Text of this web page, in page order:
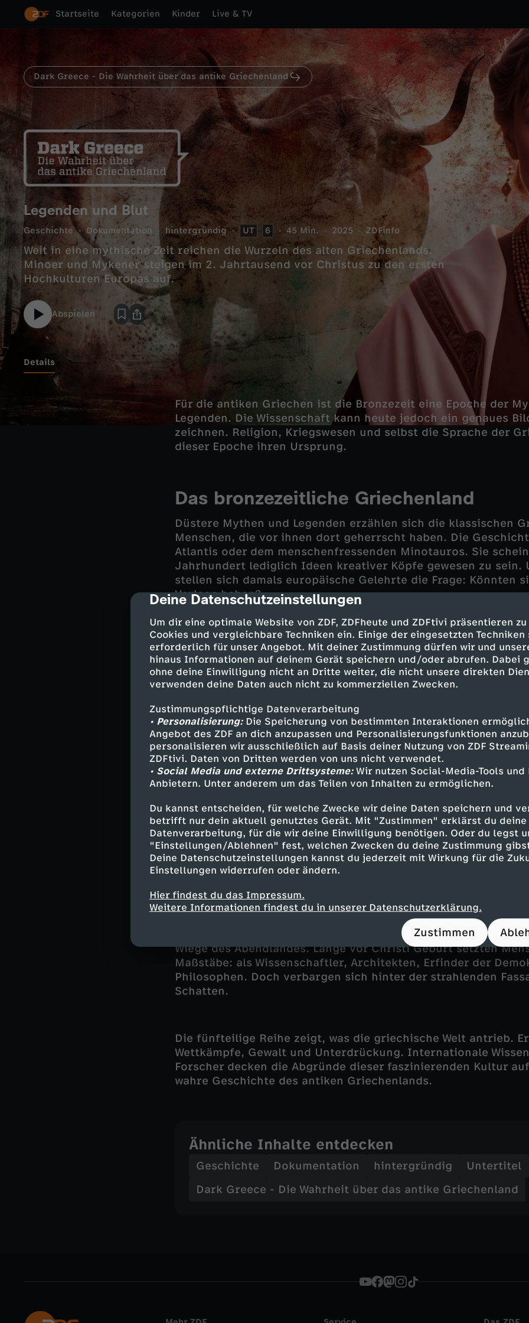
cmp-dialog-description
Deine Datenschutzeinstellungen
Um dir eine optimale Website von ZDF, ZDFheute und ZDFtivi präsentieren
Cookies und vergleichbare Techniken ein. Einige der eingesetzten
erforderlich für unser Angebot. Mit deiner Zustimmung dürfen wir und
hinaus Informationen auf deinem Gerät speichern und/oder abrufen. Dabei
ohne deine Einwilligung nicht an Dritte weiter, die nicht unsere direkten
verwenden deine Daten auch nicht zu kommerziellen Zwecken.
Zustimmungspflichtige Datenverarbeitung
• Personalisierung:Die Speicherung von bestimmten Interaktionen
Angebot des ZDF an dich anzupassen und Personalisierungsfunktionen
personalisieren wir ausschließlich auf Basis deiner Nutzung von ZDF
ZDFtivi. Daten von Dritten werden von uns nicht verwendet.
• Social Media und externe Drittsysteme:Wir nutzen Social-Media-Tools und
Anbietern. Unter anderem um das Teilen von Inhalten zu ermöglichen.
Du kannst entscheiden, für welche Zwecke wir deine Daten speichern und
betrifft nur dein aktuell genutztes Gerät. Mit "Zustimmen" erklärst du deine
Datenverarbeitung, für die wir deine Einwilligung benötigen. Oder du legst
"Einstellungen/Ablehnen" fest, welchen Zwecken du deine Zustimmung
Deine Datenschutzeinstellungen kannst du jederzeit mit Wirkung für die
Einstellungen widerrufen oder ändern.
Hier findest du das Impressum.
Weitere Informationen findest du in unserer Datenschutzerklärung.
Zustimmen
Startseite Kategorien Kinder Live & TV
Dark Greece - Die Wahrheit über das antike Griechenland
Legenden und Blut
Geschichte Dokumentation hintergründig UT 6 45 Min. 2025 ZDFinfo
Weit in eine mythische Zeit reichen die Wurzeln des alten Griechenlands.
Minoer und Mykener steigen im 2. Jahrtausend vor Christus zu den ersten
Abspielen
Details
Für die antiken Griechen ist die Bronzezeit eine Epoche der
Legenden. Die Wissenschaft kann heute jedoch ein genaues
zeichnen. Religion, Kriegswesen und selbst die Sprache der
dieser Epoche ihren Ursprung.
Das bronzezeitliche Griechenland
Düstere Mythen und Legenden erzählen sich die klassischen
Menschen, die vor ihnen dort geherrscht haben. Die
Atlantis oder dem menschenfressenden Minotauros. Sie
Jahrhundert lediglich Ideen kreativer Köpfe gewesen zu sein.
stellen sich damals europäische Gelehrte die Frage: Könnten
Vorlage haben?
Ausgrabungen des Briten Sir Arthur Evans auf Kreta und des
Heinrich Schliemann auf dem griechischen Festland treiben
des bronzezeitlichen Griechenlands voran. Seither zeigen
und moderne DNA-Analysen: Minoer und Mykener haben die
antike Griechenland gelegt. Seehandel, Religion, Söldnertum,
erstaunliche Parallelen zu den alten Legenden ziehen. Die
offenbaren aber auch eine noch viel dunklere Seite: In der
Menschenopfer praktiziert.
Die Mykener - nicht nur Opfer, sondern
Täter?
Lange nahm man an, die sogenannte"Krise der Bronzezeit"
Christus habe die mykenische Kultur zerstört. Doch vielleicht
Mykener nicht nur Opfer, sondern auch Täter? Der Film geht
zeigen, dass es wohl Mykener waren, die als Teil der
des östlichen Mittelmeeres heimsuchten.
Griechenland taumelte damals in die dunklen Jahrhunderte.
bis die Region zu neuer Stärke fand. Das antike
Wiege des Abendlandes. Lange vor Christi Geburt setzten
Maßstäbe: als Wissenschaftler, Architekten, Erfinder der
Philosophen. Doch verbargen sich hinter der strahlenden
Schatten.
Die fünfteilige Reihe zeigt, was die griechische Welt antrieb.
Wettkämpfe, Gewalt und Unterdrückung. Internationale
Forscher decken die Abgründe dieser faszinierenden Kultur
wahre Geschichte des antiken Griechenlands.
Ähnliche Inhalte entdecken
Geschichte Dokumentation hintergründig Untertitel
Dark Greece - Die Wahrheit über das antike Griechenland